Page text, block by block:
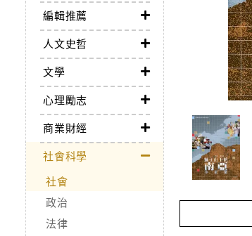
編輯推薦
人文史哲
文學
心理勵志
商業財經
社會科學
社會
政治
法律